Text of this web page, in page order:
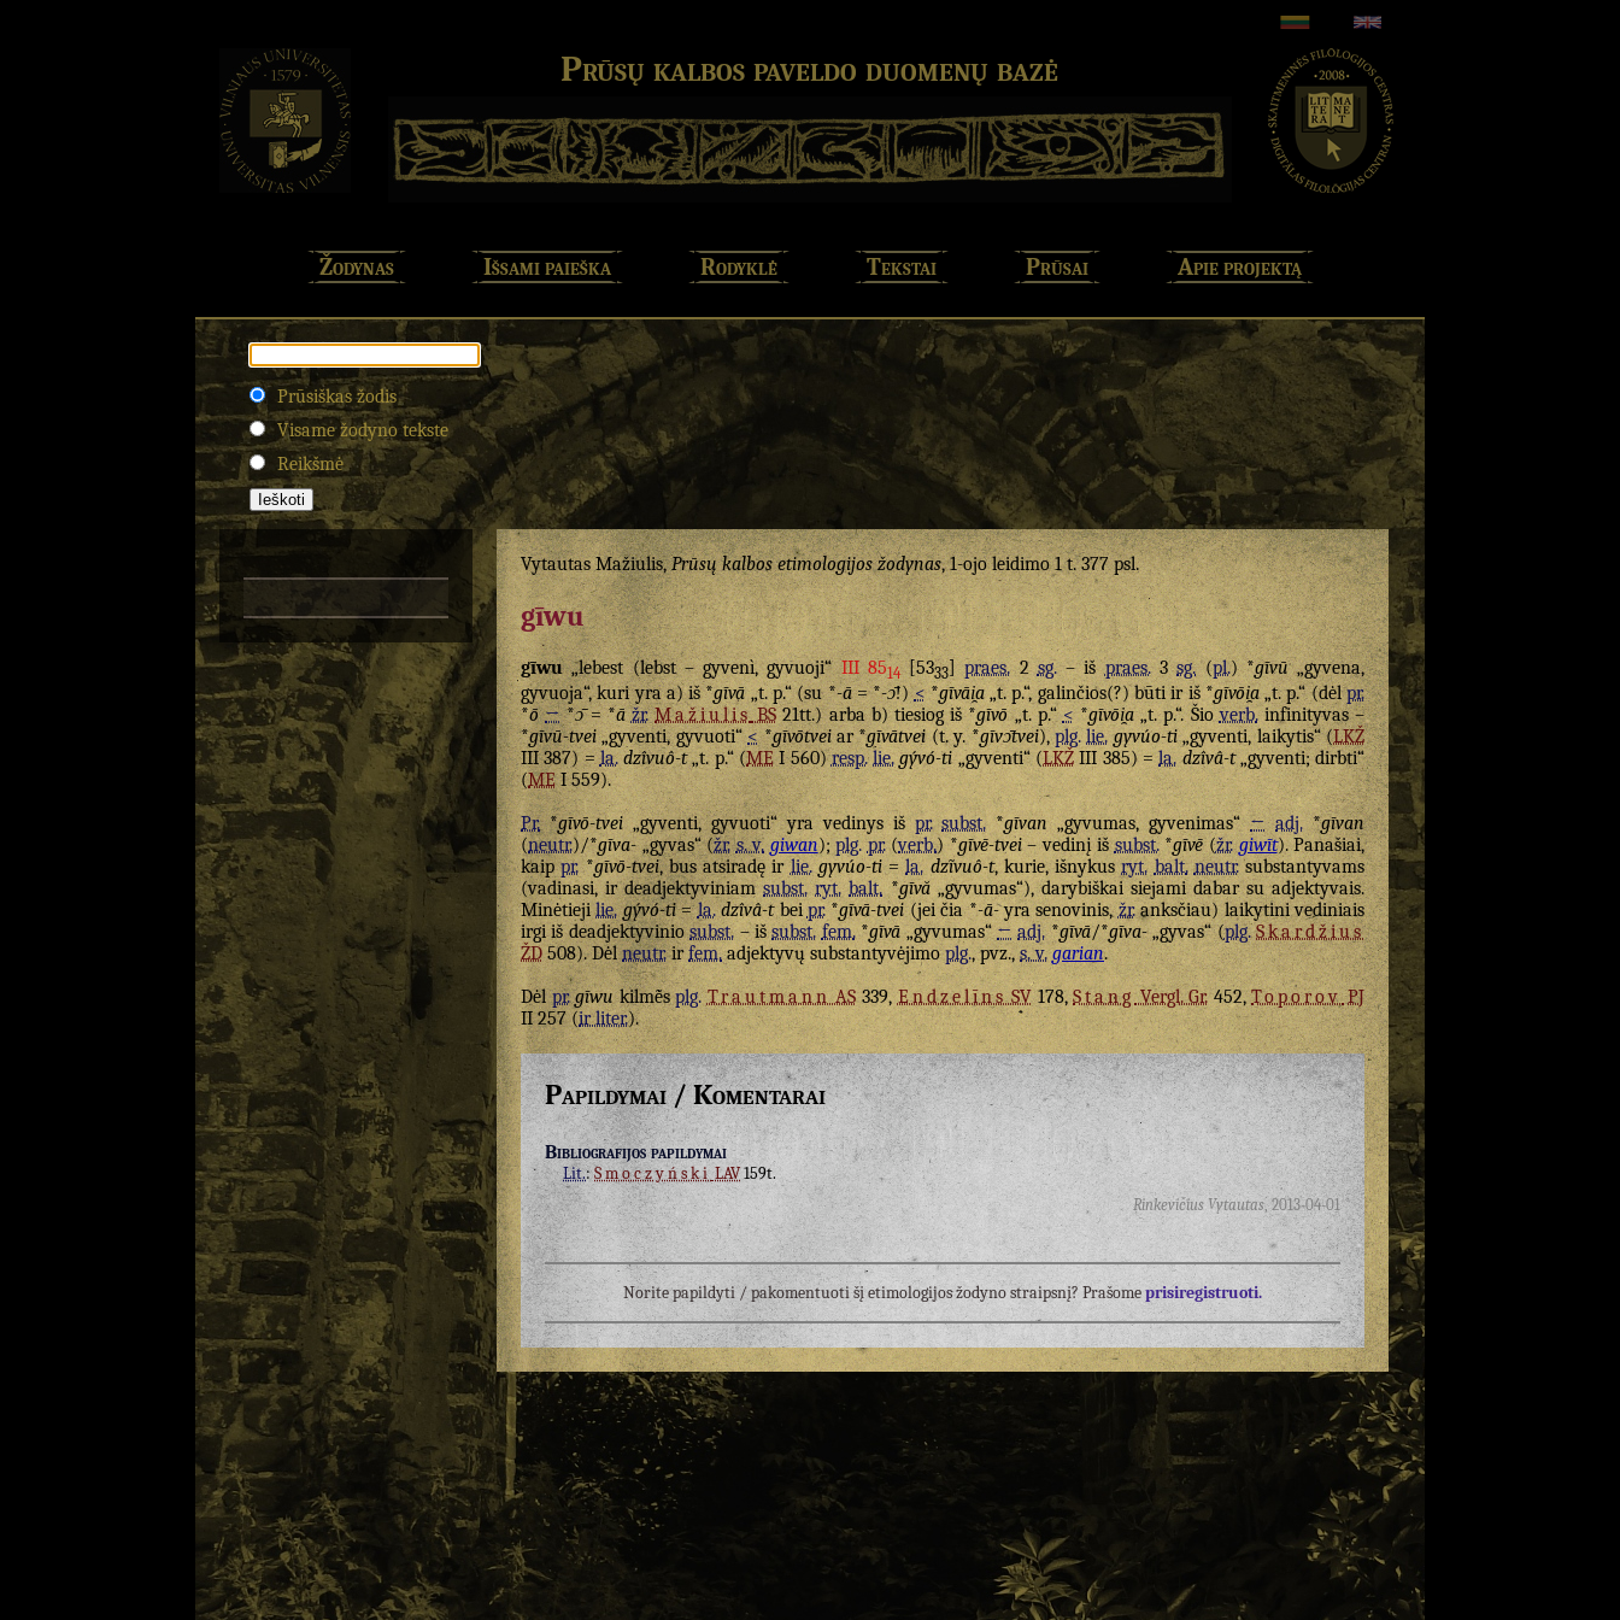
Prūsų kalbos paveldo duomenų bazė
Žodynas Išsami paieška Rodyklė Tekstai Prūsai Apie projektą
Prūsiškas žodis
Visame žodyno tekste
Reikšmė
Vytautas Mažiulis,Prūsų kalbos etimologijos žodynas, 1-ojo leidimo 1 t. 377 psl.
gīwu
gīwu„lebest (lebst – gyvenì, gyvuoji“III 8514[5333]praes.2sg.– išpraes.3sg.(pl.) *gīvū„gyvena,
gyvuoja“, kuri yra a) iš *gīvā„t. p.“ (su *-ā= *-ɔ̄!)<*gīvāi̯a„t. p.“, galinčios(?) būti ir iš *gīvōi̯a„t. p.“ (dėlpr.
*ō →*ɔ̄= *ā žr. MažiulisBS21tt.) arba b) tiesiog iš *gīvō„t. p.“<*gīvōi̯a„t. p.“. Šioverb.infinityvas –
*gīvū-tvei„gyventi, gyvuoti“<*gīvōtveiar *gīvātvei(t. y. *gīvɔ̄tvei),plg. lie. gyvúo-ti„gyventi, laikytis“ (LKŽ
III 387) =la. dzîvuô-t„t. p.“ (MEI 560)resp. lie. gývó-ti„gyventi“ (LKŽIII 385) =la. dzîvâ-t„gyventi; dirbti“
(MEI 559).
Pr.*gīvō-tvei„gyventi, gyvuoti“ yra vedinys išpr. subst. *gīvan„gyvumas, gyvenimas“← adj. *gīvan
(neutr.)/*gīva-„gyvas“ (žr. s. v. giwan);plg. pr.(verb.) *gīvē-tvei– vedinį išsubst.*gīvē(žr. giwīt). Panašiai,
kaippr.*gīvō-tvei, bus atsiradę irlie. gyvúo-ti=la. dzĩvuô-t, kurie, išnykusryt. balt. neutr.substantyvams
(vadinasi, ir deadjektyviniamsubst. ryt. balt. *gīvă„gyvumas“), darybiškai siejami dabar su adjektyvais.
Minėtiejilie. gývó-ti=la. dzîvâ-tbeipr.*gīvā-tvei (jei čia *-ā-yra senovinis,žr.anksčiau) laikytini vediniais
irgi iš deadjektyviniosubst.– išsubst. fem.*gīvā „gyvumas“← adj.*gīvā/*gīva-„gyvas“ (plg. Skardžius
ŽD508). Dėlneutr.irfem.adjektyvų substantyvėjimoplg., pvz.,s. v. garian.
Dėlpr. gīwukilmė̃splg. Trautmann AS339,EndzelīnsSV178,StangVergl. Gr.452,ToporovPJ
II 257 (ir liter.).
Papildymai / Komentarai
Bibliografijos papildymai
Lit.:SmoczyńskiLAV159t.
Rinkevičius Vytautas,2013-04-01
Norite papildyti / pakomentuoti šį etimologijos žodyno straipsnį? Prašomeprisiregistruoti.